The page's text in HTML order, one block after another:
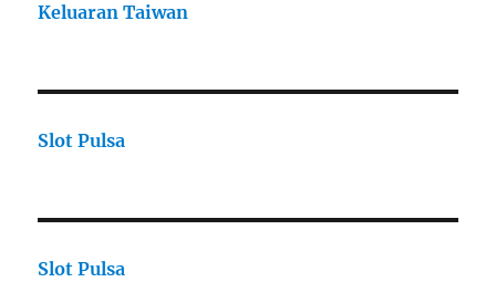
Keluaran Taiwan
Slot Pulsa
Slot Pulsa